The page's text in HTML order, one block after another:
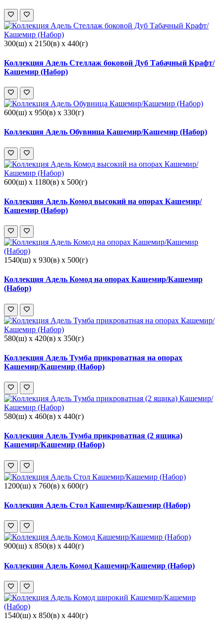
300(ш) x 2150(в) x 440(г)
Коллекция Адель Стеллаж боковой Дуб Табачный Крафт/
Кашемир (Набор)
600(ш) x 950(в) x 330(г)
Коллекция Адель Обувница Кашемир/Кашемир (Набор)
600(ш) x 1180(в) x 500(г)
Коллекция Адель Комод высокий на опорах Кашемир/
Кашемир (Набор)
1540(ш) x 930(в) x 500(г)
Коллекция Адель Комод на опорах Кашемир/Кашемир
(Набор)
580(ш) x 420(в) x 350(г)
Коллекция Адель Тумба прикроватная на опорах
Кашемир/Кашемир (Набор)
580(ш) x 460(в) x 440(г)
Коллекция Адель Тумба прикроватная (2 ящика)
Кашемир/Кашемир (Набор)
1200(ш) x 760(в) x 600(г)
Коллекция Адель Стол Кашемир/Кашемир (Набор)
900(ш) x 850(в) x 440(г)
Коллекция Адель Комод Кашемир/Кашемир (Набор)
1540(ш) x 850(в) x 440(г)